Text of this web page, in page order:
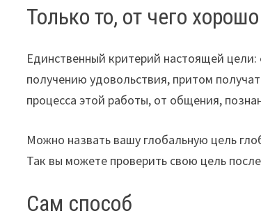
Только то, от чего хорошо
Единственный критерий настоящей
получению удовольствия, притом
процесса этой работы, от общения,
Можно назвать вашу глобальную цель
Так вы можете проверить свою цель
Сам способ